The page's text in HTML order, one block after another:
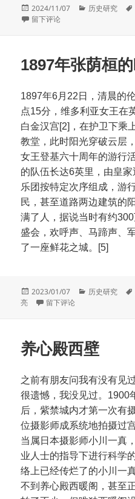
发
布
2024/11/07
分
历史研究
于张之洞与襄樊铭
留下评论
1897年张荫桓
1897年6月22日，清晨的
点15分，维多利亚女王在
白金汉宫[2]，在护卫下乘
教堂，此时阳光穿破云层
女王登基六十周年的游行
的队伍长达6英里，由皇
乐团按特定次序组成，游
民，甚至道路两边建筑的
满了人，据说当时有约
盛会，欢呼声、马蹄声、
了一座鲜花之城。[5]
发
布
2023/01/07
分
历史研究
亮
于1897年张荫桓的欧美之行
留下评论
养心殿西壁
之前有朋友问我有没有见
很遗憾，我没见过。1900
后，紫禁城内才第一次有
位摄影师成系统地拍摄过
当属日本摄影师小川一真
业人士的指导下进行科学
络上已经传烂了的小川一
不到养心殿西暖阁，甚至